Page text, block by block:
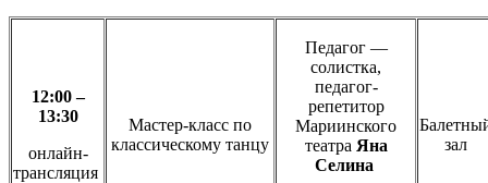
12:00 –
13:30
онлайн-
трансляция
Мастер-класс по
классическому танцу
Педагог —
солистка,
педагог-
репетитор
Мариинского
театра Яна
Селина
зал